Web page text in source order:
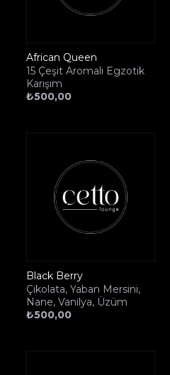
African Queen
15 Çeşit Aromalı Egzotik
Karışım
₺500,00
Black Berry
Çikolata, Yaban Mersini,
Nane, Vanilya, Üzüm
₺500,00